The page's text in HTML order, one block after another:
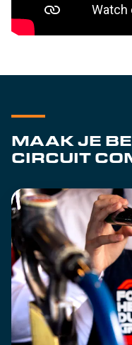
MAAK JE
CIRCUIT